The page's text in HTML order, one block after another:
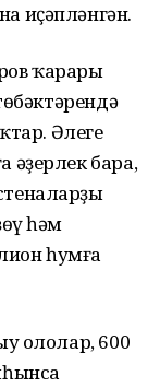
иҫәпләнгән.
ҡарары
Әлеге
әҙерлек бара,
һәм
һумға
ололар, 600